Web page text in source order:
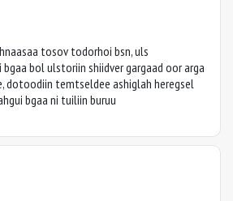
tosov todorhoi bsn, uls
bol ulstoriin shiidver gargaad oor arga
dotoodiin temtseldee ashiglah heregsel
bgaa ni tuiliin buruu